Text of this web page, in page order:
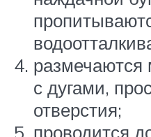
размечаются
с дугами,
отверстия;
проводится